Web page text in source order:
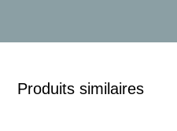
Produits similaires